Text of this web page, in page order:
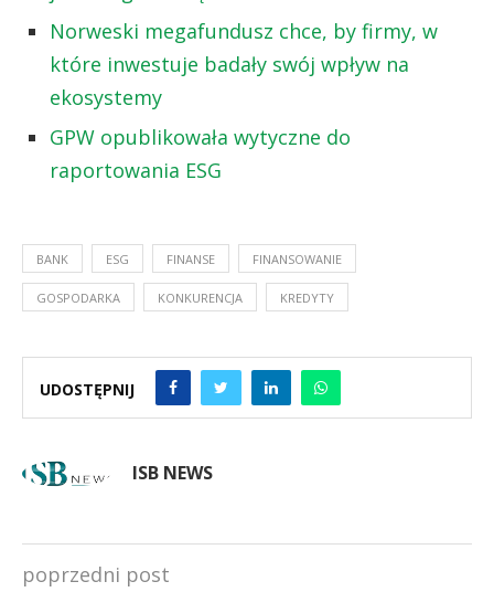
Norweski megafundusz chce, by firmy, w
które inwestuje badały swój wpływ na
ekosystemy
GPW opublikowała wytyczne do
raportowania ESG
BANK ESG FINANSE FINANSOWANIE
GOSPODARKA KONKURENCJA KREDYTY
UDOSTĘPNIJ
ISB NEWS
poprzedni post